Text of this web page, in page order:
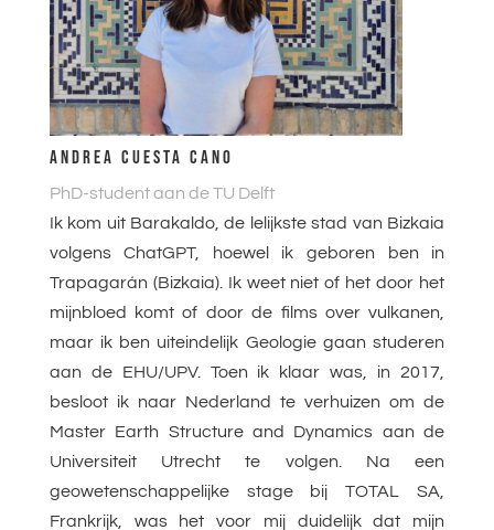
ANDREA CUESTA CANO
PhD-student aan de TU Delft
Ik kom uit Barakaldo, de lelijkste stad van Bizkaia
volgens ChatGPT, hoewel ik geboren ben in
Trapagarán (Bizkaia). Ik weet niet of het door het
mijnbloed komt of door de films over vulkanen,
maar ik ben uiteindelijk Geologie gaan studeren
aan de EHU/UPV. Toen ik klaar was, in 2017,
besloot ik naar Nederland te verhuizen om de
Master Earth Structure and Dynamics aan de
Universiteit Utrecht te volgen. Na een
geowetenschappelijke stage bij TOTAL SA,
Frankrijk, was het voor mij duidelijk dat mijn